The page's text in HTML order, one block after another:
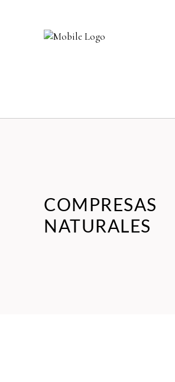
COMPRESAS
NATURALES